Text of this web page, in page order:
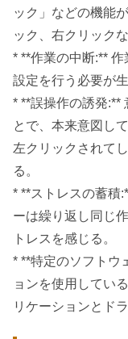
ック」などの機能
ック、右クリック
* **作業の中断:**
設定を行う必要が
* **誤操作の誘発:**
とで、本来意図し
左クリックされて
る。
* **ストレスの蓄積
ーは繰り返し同じ
トレスを感じる。
* **特定のソフトウ
ョンを使用してい
リケーションとド